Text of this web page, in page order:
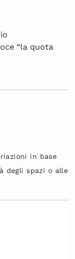
“la quota
in base
degli spazi o alle